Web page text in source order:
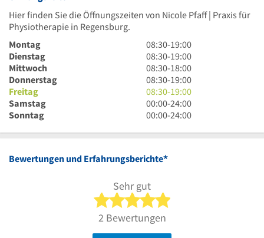
Hier finden Sie die Öffnungszeiten von Nicole Pfaff | Praxis für
Physiotherapie in Regensburg.
Montag
8
Uhr
30
bis
19
Uhr
08:30-19:00
Dienstag
8
Uhr
30
bis
19
Uhr
08:30-19:00
Mittwoch
8
Uhr
30
bis
18
08:30-18:00
Donnerstag
8
Uhr
30
bis
08:30-19:00
Freitag
8
Uhr
30
08:30-19:00
Samstag
0
Uhr
00:00-24:00
Sonntag
0
Uhr
00:00-24:00
Bewertungen und Erfahrungsberichte*
Sehr gut
5 von 5 Sternen
2 Bewertungen